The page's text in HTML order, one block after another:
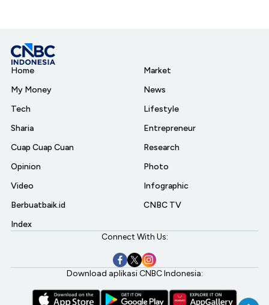
Home
My Money
Tech
Sharia
Cuap Cuap Cuan
Opinion
Video
Berbuatbaik.id
Index
Market
News
Lifestyle
Entrepreneur
Research
Photo
Infographic
CNBC TV
Connect With Us:
Download aplikasi CNBC Indonesia: